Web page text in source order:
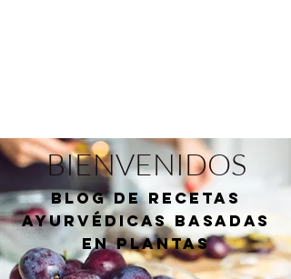
BIENVENIDOS
blog de RECETAS
AYURVÉDICAS basadas
en plantas